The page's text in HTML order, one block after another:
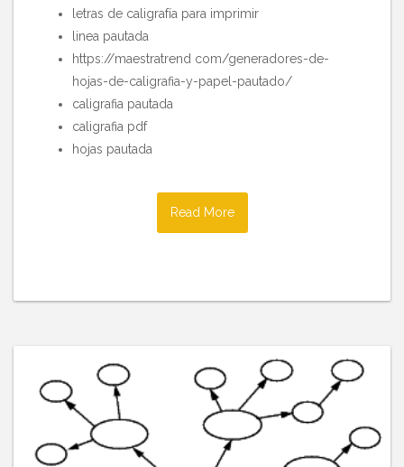
letras de caligrafía para imprimir
linea pautada
https://maestratrend com/generadores-de-
hojas-de-caligrafia-y-papel-pautado/
caligrafia pautada
caligrafia pdf
hojas pautada
Read More